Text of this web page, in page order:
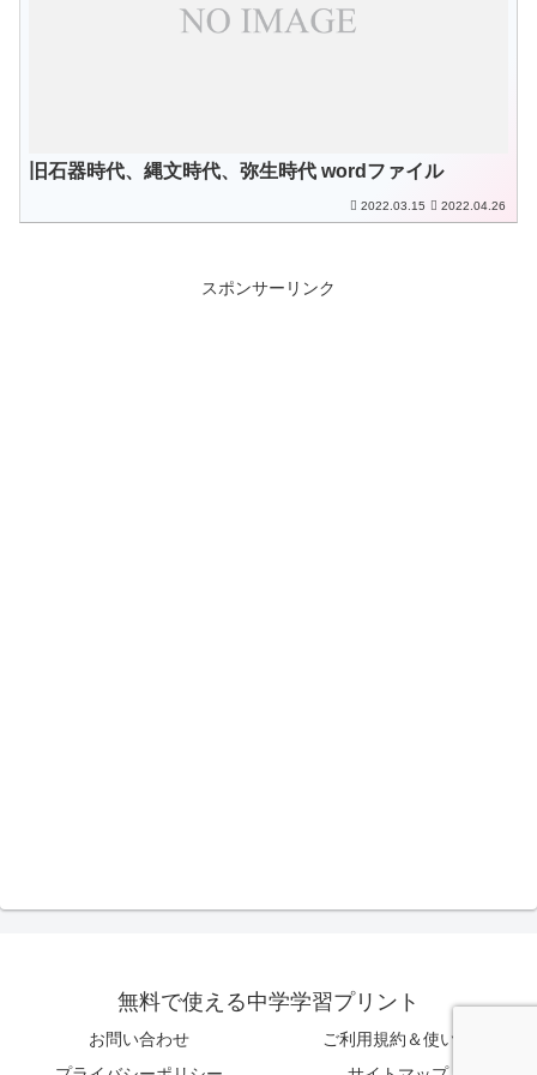
旧石器時代、縄文時代、弥生時代 wordファイル
2022.03.15 2022.04.26
スポンサーリンク
無料で使える中学学習プリント
お問い合わせ
ご利用規約＆使い方